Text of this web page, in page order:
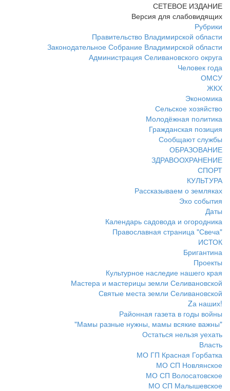
СЕТЕВОЕ ИЗДАНИЕ
Версия для слабовидящих
Рубрики
Правительство Владимирской области
Законодательное Собрание Владимирской области
Администрация Селивановского округа
Человек года
ОМСУ
ЖКХ
Экономика
Сельское хозяйство
Молодёжная политика
Гражданская позиция
Сообщают службы
ОБРАЗОВАНИЕ
ЗДРАВООХРАНЕНИЕ
СПОРТ
КУЛЬТУРА
Рассказываем о земляках
Эхо события
Даты
Календарь садовода и огородника
Православная страница "Свеча"
ИСТОК
Бригантина
Проекты
Культурное наследие нашего края
Мастера и мастерицы земли Селивановской
Святые места земли Селивановской
Zа наших!
Районная газета в годы войны
"Мамы разные нужны, мамы всякие важны"
Остаться нельзя уехать
Власть
МО ГП Красная Горбатка
МО СП Новлянское
МО СП Волосатовское
МО СП Малышевское